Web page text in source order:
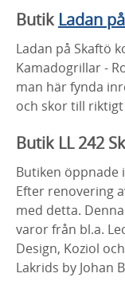
Butik Ladan
Ladan på Skaftö
Kamadogrillar -
man här fynda
och skor till
Butik LL 242
Butiken öppnade
Efter renovering
med detta.
varor från bl.a.
Design, Koziol
Lakrids by Johan